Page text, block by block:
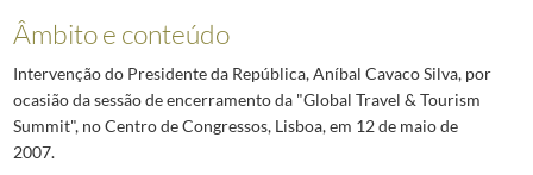
Âmbito e conteúdo
Intervenção do Presidente da República, Aníbal Cavaco Silva, por
ocasião da sessão de encerramento da "Global Travel & Tourism
Summit", no Centro de Congressos, Lisboa, em 12 de maio de
2007.